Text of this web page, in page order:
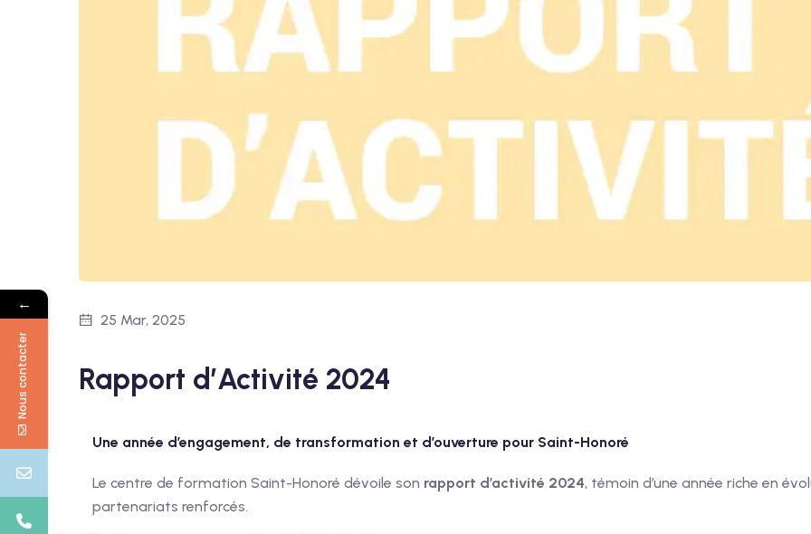
25 Mar, 2025
Rapport d’Activité 2024
Une année d’engagement, de transformation et d’ouverture pour Saint-Honoré
Le centre de formation Saint-Honoré dévoile son rapport d’activité 2024, témoin d’une année riche en
partenariats renforcés.
←
Nous contacter